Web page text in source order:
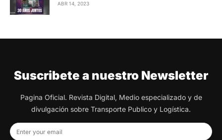
ABR 14, 2023
Suscribete a nuestro Newsletter
Pagina Oficial. Revista Digital, Medio especializado y de
divulgación sobre Transporte Publico y Logística.